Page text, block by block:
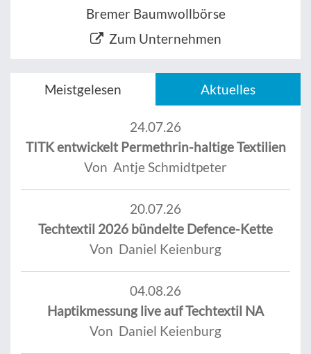
Bremer Baumwollbörse
Zum Unternehmen
Meistgelesen Aktuelles
24.07.26
TITK entwickelt Permethrin-haltige Textilien
Von Antje Schmidtpeter
20.07.26
Techtextil 2026 bündelte Defence-Kette
Von Daniel Keienburg
04.08.26
Haptikmessung live auf Techtextil NA
Von Daniel Keienburg